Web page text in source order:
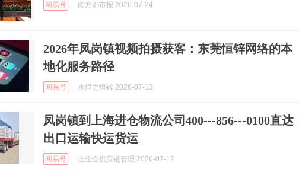
网易号 南方都市报 2026-07-24
2026年凤岗镇视频拍摄获客：东莞恒锌网络的本
地化服务路径
网易号 永恒之恒锌 2026-07-13
凤岗镇到上海进仓物流公司400---856---0100直达
出口运输快运货运
网易号 连企企供应链管理 2026-07-12